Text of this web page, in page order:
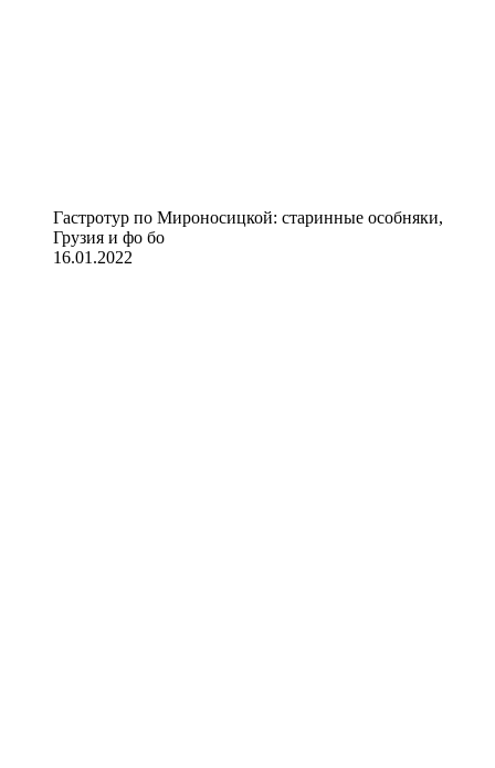
Гастротур по Мироносицкой: старинные особняки,
Грузия и фо бо
16.01.2022